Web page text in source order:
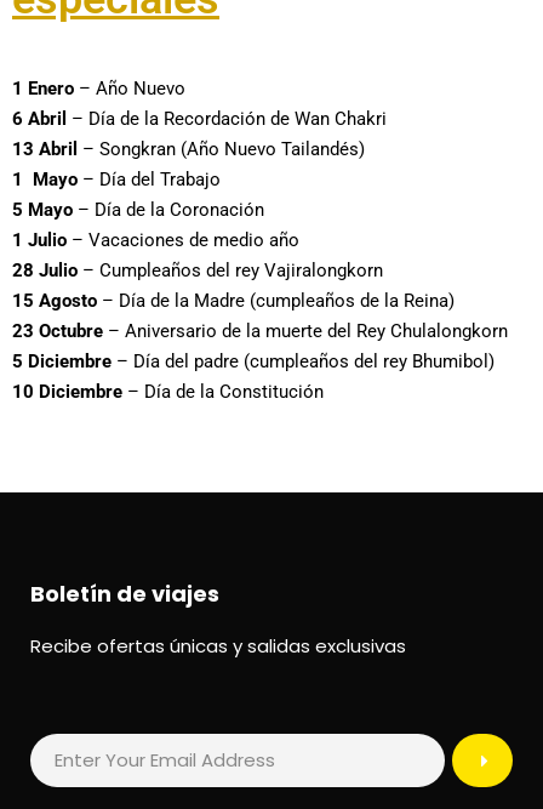
1 Enero – Año Nuevo
6 Abril – Día de la Recordación de Wan Chakri
13 Abril – Songkran (Año Nuevo Tailandés)
1 Mayo – Día del Trabajo
5 Mayo – Día de la Coronación
1 Julio – Vacaciones de medio año
28 Julio – Cumpleaños del rey Vajiralongkorn
15 Agosto – Día de la Madre (cumpleaños de la Reina)
23 Octubre – Aniversario de la muerte del Rey Chulalongkorn
5 Diciembre – Día del padre (cumpleaños del rey Bhumibol)
10 Diciembre – Día de la Constitución
Boletín de viajes
Recibe ofertas únicas y salidas exclusivas